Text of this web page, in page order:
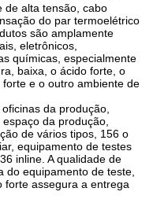
de alta tensão, cabo
do par termoelétrico
são amplamente
eletrônicos,
químicas, especialmente
baixa, o ácido forte, o
e o outro ambiente de
da produção,
da produção,
de vários tipos, 156 o
equipamento de testes
inline. A qualidade de
do equipamento de teste,
forte assegura a entrega